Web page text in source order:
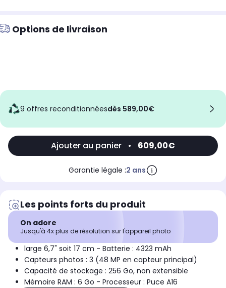
Options de livraison
9 offres reconditionnées dès 589,00€
Ajouter au panier • 609,00€
Garantie légale :2 ans
Les points forts du produit
On adore
Jusqu'à 4x plus de résolution sur l'appareil photo
large 6,7" soit 17 cm - Batterie : 4323 mAh
Capteurs photos : 3 (48 MP en capteur principal)
Capacité de stockage : 256 Go, non extensible
Mémoire RAM : 6 Go - Processeur : Puce A16